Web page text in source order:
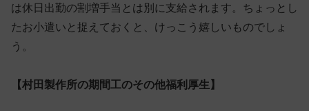
は休日出勤の割増手当とは別に支給されます。ちょっとし
たお小遣いと捉えておくと、けっこう嬉しいものでしょ
う。
【村田製作所の期間工のその他福利厚生】